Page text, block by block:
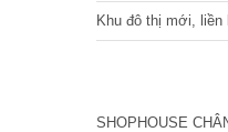
Khu đô thị mới,
SHOPHOUSE